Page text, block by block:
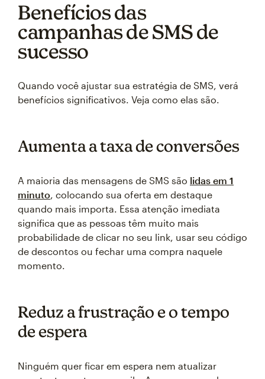
Benefícios das
campanhas de SMS de
sucesso
Quando você ajustar sua estratégia de SMS, verá
benefícios significativos. Veja como elas são.
Aumenta a taxa de conversões
A maioria das mensagens de SMS são lidas em 1
minuto, colocando sua oferta em destaque
quando mais importa. Essa atenção imediata
significa que as pessoas têm muito mais
probabilidade de clicar no seu link, usar seu código
de descontos ou fechar uma compra naquele
momento.
Reduz a frustração e o tempo
de espera
Ninguém quer ficar em espera nem atualizar